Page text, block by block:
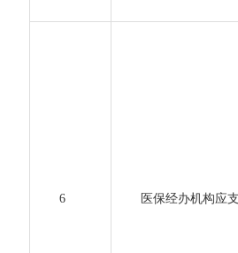
6 医保经办机构应